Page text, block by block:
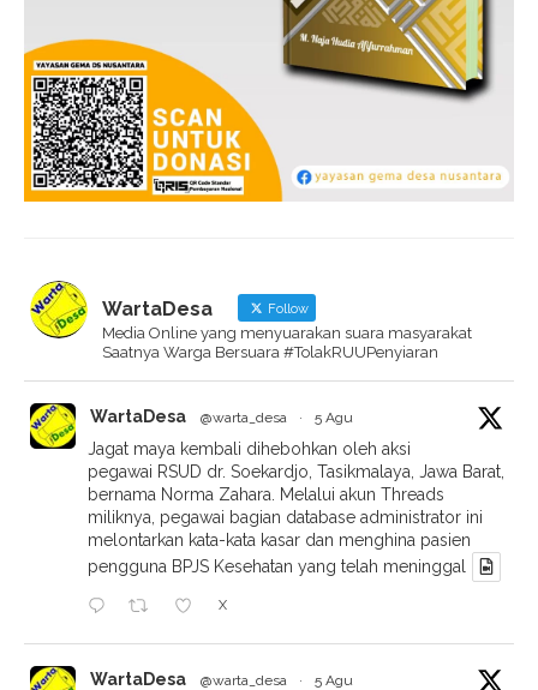
WartaDesa Follow
Media Online yang menyuarakan suara masyarakat
Saatnya Warga Bersuara #TolakRUUPenyiaran
WartaDesa @warta_desa · 5 Agu
Jagat maya kembali dihebohkan oleh aksi
pegawai RSUD dr. Soekardjo, Tasikmalaya, Jawa Barat,
bernama Norma Zahara. Melalui akun Threads
miliknya, pegawai bagian database administrator ini
melontarkan kata-kata kasar dan menghina pasien
pengguna BPJS Kesehatan yang telah meninggal
X
WartaDesa @warta_desa · 5 Agu